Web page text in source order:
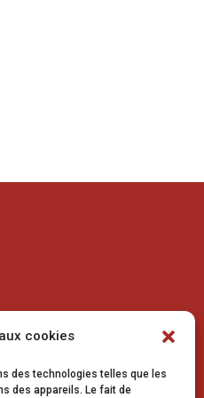
cookies
des technologies telles que les
des appareils. Le fait de